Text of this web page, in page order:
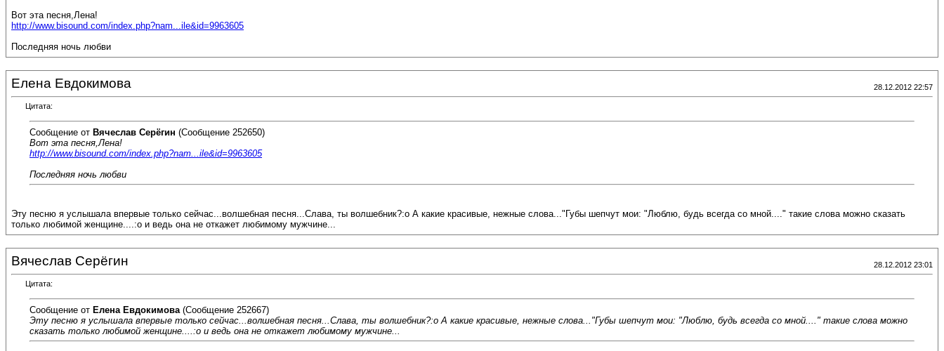
Вот эта песня,Лена!
http://www.bisound.com/index.php?nam...ile&id=9963605
Последняя ночь любви
Елена Евдокимова 28.12.2012 22:57
Цитата:
Сообщение от Вячеслав Серёгин (Сообщение 252650)
Вот эта песня,Лена!
http://www.bisound.com/index.php?nam...ile&id=9963605
Последняя ночь любви
Эту песню я услышала впервые только сейчас...волшебная песня...Слава, ты волшебник?:o А какие красивые, нежные слова..."Губы шепчут мои: "Люблю, будь всегда со мной...." такие слова можно сказать
только любимой женщине....:o и ведь она не откажет любимому мужчине...
Вячеслав Серёгин 28.12.2012 23:01
Цитата:
Сообщение от Елена Евдокимова (Сообщение 252667)
Эту песню я услышала впервые только сейчас...волшебная песня...Слава, ты волшебник?:o А какие красивые, нежные слова..."Губы шепчут мои: "Люблю, будь всегда со мной...." такие слова можно
сказать только любимой женщине....:o и ведь она не откажет любимому мужчине...